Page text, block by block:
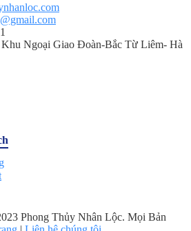
Ngoại Giao Đoàn-Bắc Từ Liêm- Hà
Phong Thủy Nhân Lộc. Mọi Bản